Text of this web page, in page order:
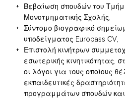
Βεβαίωση σπουδών του
Μονοτμηματικής Σχολής,
Σύντομο βιογραφικό
υποδείγματος Europass CV,
Επιστολή κινήτρων
εσωτερικής κινητικότητας,
οι λόγοι για τους οποίους
εκπαιδευτικές
προγραμμάτων σπουδών και